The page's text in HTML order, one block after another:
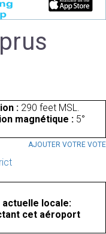
: 290 feet MSL.
magnétique : 5°
AJOUTER VOTRE VOTE
actuelle locale:
cet aéroport